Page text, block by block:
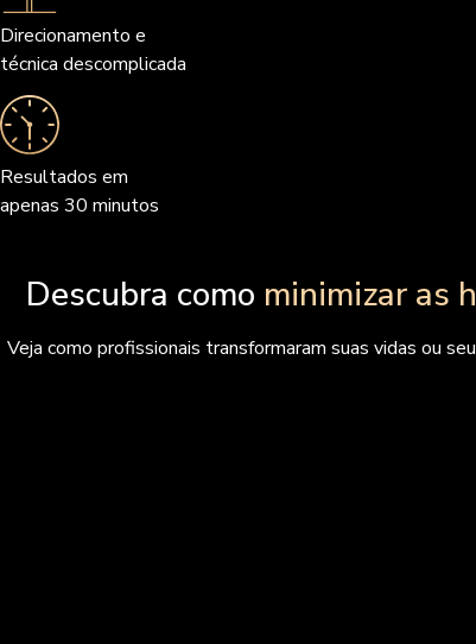
Direcionamento e
técnica descomplicada
Resultados em
apenas 30 minutos
Descubra como minimizar as
Veja como profissionais transformaram suas vidas ou